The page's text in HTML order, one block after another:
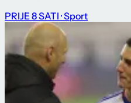
PRIJE 8 SATI · Sport